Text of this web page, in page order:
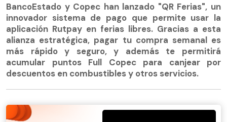
BancoEstado y Copec han lanzado "QR Ferias", un
innovador sistema de pago que permite usar la
aplicación Rutpay en ferias libres. Gracias a esta
alianza estratégica, pagar tu compra semanal es
más rápido y seguro, y además te permitirá
acumular puntos Full Copec para canjear por
descuentos en combustibles y otros servicios.